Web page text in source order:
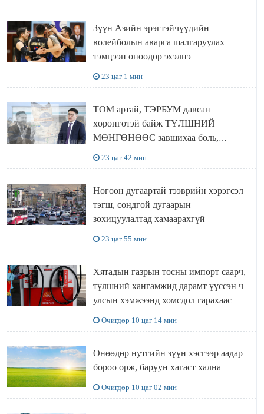
Зүүн Азийн эрэгтэйчүүдийн
волейболын аварга шалгаруулах
тэмцээн өнөөдөр эхэлнэ
23 цаг 1 мин
ТОМ артай, ТЭРБУМ давсан
хөрөнгөтэй байж ТҮЛШНИЙ
МӨНГӨНӨӨС завшихаа боль,
23 цаг 42 мин
Ногоон дугаартай тээврийн хэрэгсэл
тэгш, сондгой дугаарын
зохицуулалтад хамаарахгүй
23 цаг 55 мин
Хятадын газрын тосны импорт саарч,
түлшний хангамжид дарамт үүссэн ч
улсын хэмжээнд хомсдол гарахаас
Өчигдөр 10 цаг 14 мин
Өнөөдөр нутгийн зүүн хэсгээр аадар
бороо орж, баруун хагаст хална
Өчигдөр 10 цаг 02 мин